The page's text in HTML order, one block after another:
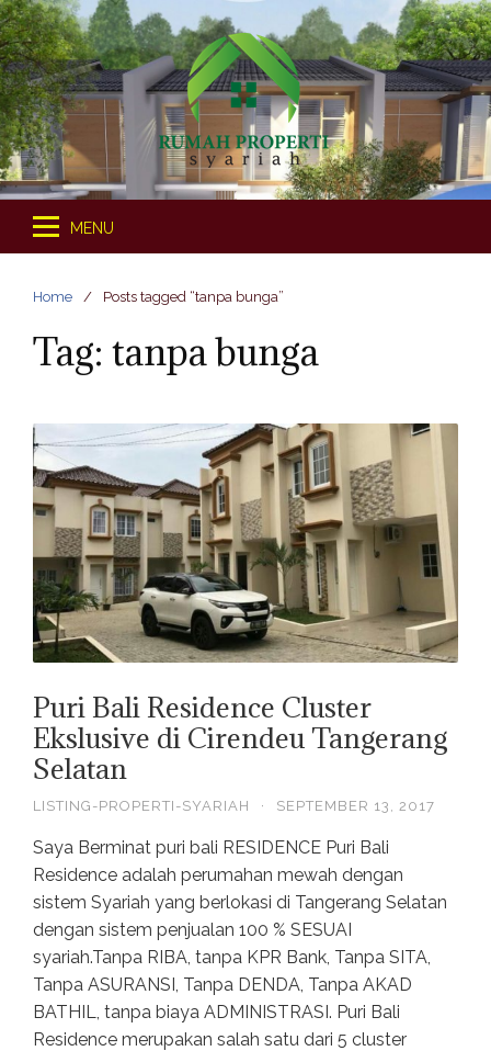
S
k
i
p
t
o
c
o
t
MENU
Home Posts tagged “tanpa bunga”
Tag: tanpa bunga
Puri Bali Residence Cluster
Ekslusive di Cirendeu Tangerang
Selatan
LISTING-PROPERTI-SYARIAH · SEPTEMBER 13, 2017
Saya Berminat puri bali RESIDENCE Puri Bali
Residence adalah perumahan mewah dengan
sistem Syariah yang berlokasi di Tangerang Selatan
dengan sistem penjualan 100 % SESUAI
syariah.Tanpa RIBA, tanpa KPR Bank, Tanpa SITA,
Tanpa ASURANSI, Tanpa DENDA, Tanpa AKAD
BATHIL, tanpa biaya ADMINISTRASI. Puri Bali
Residence merupakan salah satu dari 5 cluster